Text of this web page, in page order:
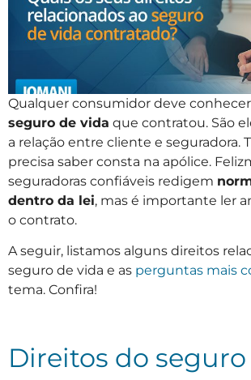
Qualquer consumidor deve
seguro de vida que contratou. São
a relação entre cliente e seguradora.
precisa saber consta na apólice.
seguradoras confiáveis redigem
dentro da lei, mas é importante ler
o contrato.
A seguir, listamos alguns direitos
seguro de vida e as perguntas mais
tema. Confira!
Direitos do